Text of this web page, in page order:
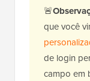
🚨
que você
de login
campo em